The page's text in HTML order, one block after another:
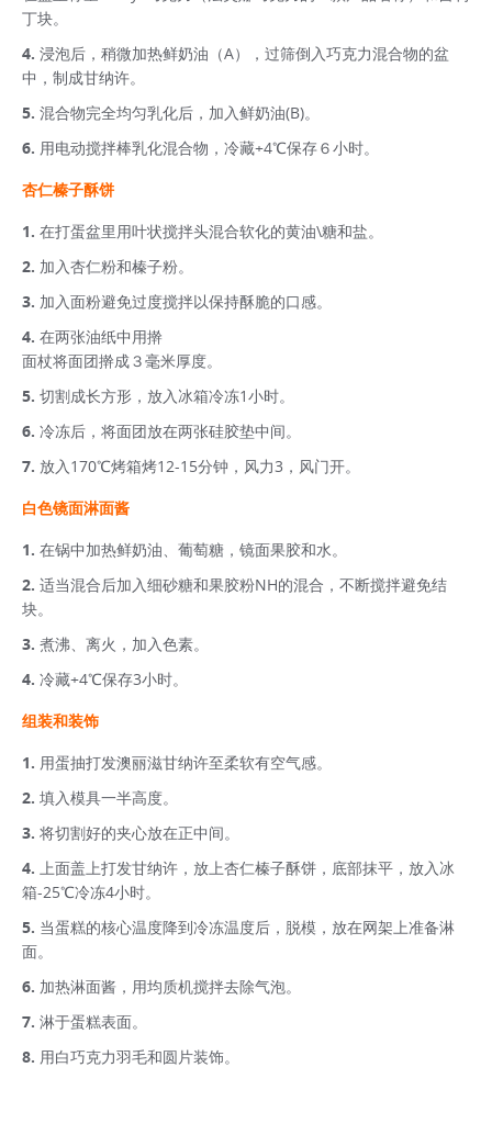
丁块。
浸泡后，稍微加热鲜奶油（A），过筛倒入巧克力混合物的盆
中，制成甘纳许。
混合物完全均匀乳化后，加入鲜奶油(B)。
用电动搅拌棒乳化混合物，冷藏+4℃保存６小时。
杏仁榛子酥饼
在打蛋盆里用叶状搅拌头混合软化的黄油\糖和盐。
加入杏仁粉和榛子粉。
加入面粉避免过度搅拌以保持酥脆的口感。
在两张油纸中用擀
面杖将面团擀成３毫米厚度。
切割成长方形，放入冰箱冷冻1小时。
冷冻后，将面团放在两张硅胶垫中间。
放入170℃烤箱烤12-15分钟，风力3，风门开。
白色镜面淋面酱
在锅中加热鲜奶油、葡萄糖，镜面果胶和水。
适当混合后加入细砂糖和果胶粉NH的混合，不断搅拌避免结
块。
煮沸、离火，加入色素。
冷藏+4℃保存3小时。
组装和装饰
用蛋抽打发澳丽滋甘纳许至柔软有空气感。
填入模具一半高度。
将切割好的夹心放在正中间。
上面盖上打发甘纳许，放上杏仁榛子酥饼，底部抹平，放入冰
箱-25℃冷冻4小时。
当蛋糕的核心温度降到冷冻温度后，脱模，放在网架上准备淋
面。
加热淋面酱，用均质机搅拌去除气泡。
淋于蛋糕表面。
用白巧克力羽毛和圆片装饰。